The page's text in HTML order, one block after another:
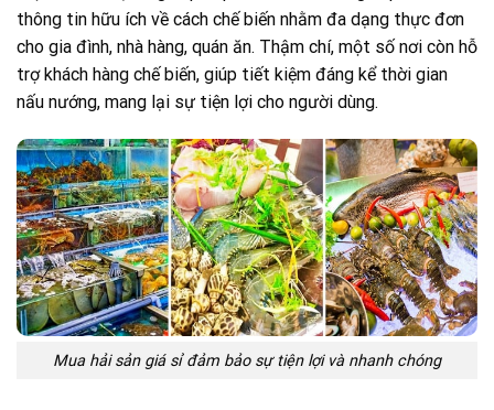
thông tin hữu ích về cách chế biến nhằm đa dạng thực đơn
cho gia đình, nhà hàng, quán ăn. Thậm chí, một số nơi còn hỗ
trợ khách hàng chế biến, giúp tiết kiệm đáng kể thời gian
nấu nướng, mang lại sự tiện lợi cho người dùng.
Mua hải sản giá sỉ đảm bảo sự tiện lợi và nhanh chóng